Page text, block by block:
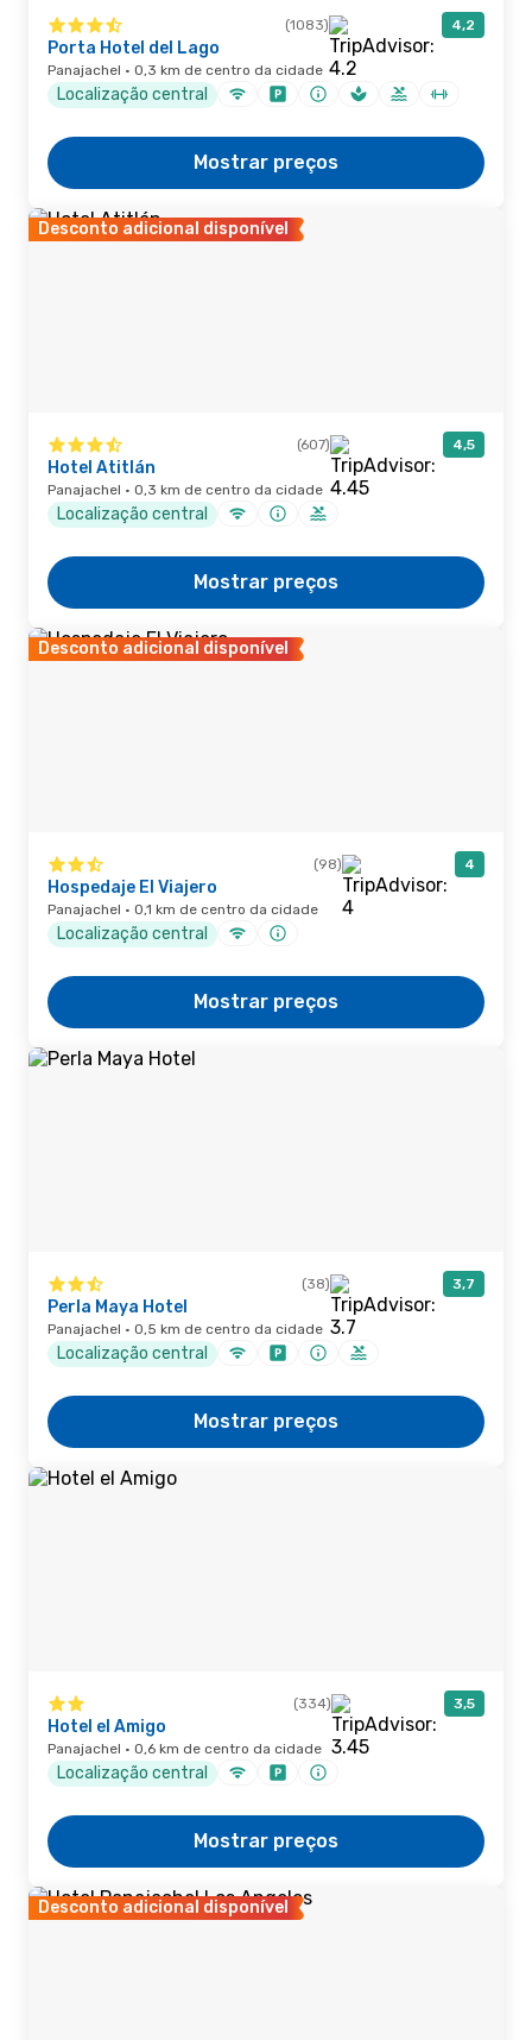
(1083) 4,2
Porta Hotel del Lago
Panajachel · 0,3 km de centro da cidade
Localização central
Mostrar preços
Desconto adicional disponível
(607) 4,5
Hotel Atitlán
Panajachel · 0,3 km de centro da cidade
Localização central
Mostrar preços
Desconto adicional disponível
(98) 4
Hospedaje El Viajero
Panajachel · 0,1 km de centro da cidade
Localização central
Mostrar preços
(38) 3,7
Perla Maya Hotel
Panajachel · 0,5 km de centro da cidade
Localização central
Mostrar preços
(334) 3,5
Hotel el Amigo
Panajachel · 0,6 km de centro da cidade
Localização central
Mostrar preços
Desconto adicional disponível